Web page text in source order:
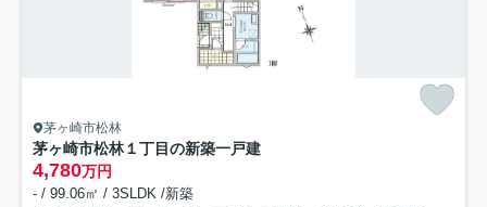
茅ヶ崎市松林
茅ヶ崎市松林１丁目の新築一戸建
4,780万円
- / 99.06㎡ / 3SLDK /新築